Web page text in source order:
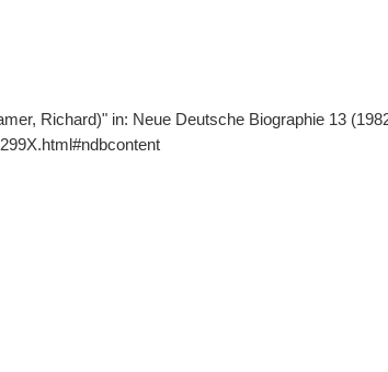
Richard)" in: Neue Deutsche Biographie 13